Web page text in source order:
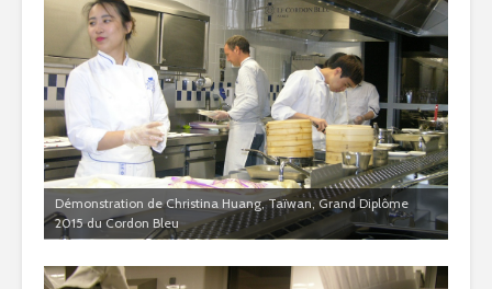
Démonstration de Christina Huang, Taïwan, Grand Diplôme
2015 du Cordon Bleu